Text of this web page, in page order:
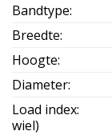
Bandtype:
Breedte:
Hoogte:
Diameter:
Load index:
wiel)